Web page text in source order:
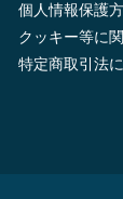
個人情報保護
クッキー等に
特定商取引法